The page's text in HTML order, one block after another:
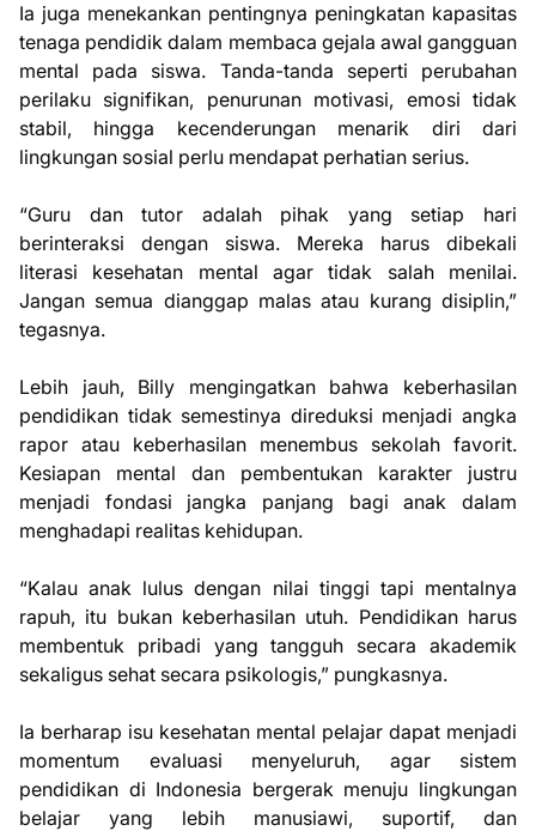
Ia juga menekankan pentingnya peningkatan kapasitas
tenaga pendidik dalam membaca gejala awal gangguan
mental pada siswa. Tanda-tanda seperti perubahan
perilaku signifikan, penurunan motivasi, emosi tidak
stabil, hingga kecenderungan menarik diri dari
lingkungan sosial perlu mendapat perhatian serius.
“Guru dan tutor adalah pihak yang setiap hari
berinteraksi dengan siswa. Mereka harus dibekali
literasi kesehatan mental agar tidak salah menilai.
Jangan semua dianggap malas atau kurang disiplin,”
tegasnya.
Lebih jauh, Billy mengingatkan bahwa keberhasilan
pendidikan tidak semestinya direduksi menjadi angka
rapor atau keberhasilan menembus sekolah favorit.
Kesiapan mental dan pembentukan karakter justru
menjadi fondasi jangka panjang bagi anak dalam
menghadapi realitas kehidupan.
“Kalau anak lulus dengan nilai tinggi tapi mentalnya
rapuh, itu bukan keberhasilan utuh. Pendidikan harus
membentuk pribadi yang tangguh secara akademik
sekaligus sehat secara psikologis,” pungkasnya.
Ia berharap isu kesehatan mental pelajar dapat menjadi
momentum evaluasi menyeluruh, agar sistem
pendidikan di Indonesia bergerak menuju lingkungan
belajar yang lebih manusiawi, suportif, dan